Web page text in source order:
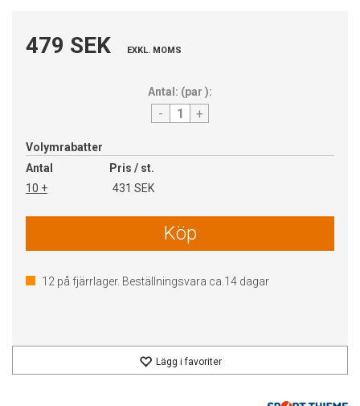
479 SEK EXKL. MOMS
Antal: (par ):
- +
Volymrabatter
Antal
Pris / st.
10 +
431 SEK
Köp
12 på fjärrlager. Beställningsvara ca. 14 dagar
Lägg i favoriter